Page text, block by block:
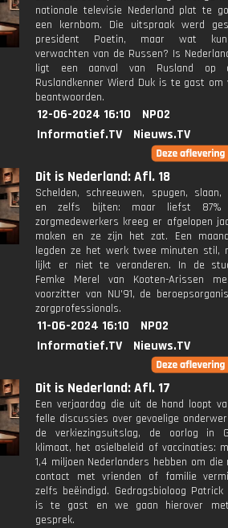
nationale televisie Nederland plat te
een kernbom. Die uitspraak werd
president Poetin, maar wat
verwachten van de Russen? Is
ligt een aanval van Rusland op
Ruslandkenner Wierd Duk is te gast om
beantwoorden.
12-06-2024 16:10
NPO2
Informatief.TV
Nieuws.TV
Dit is Nederland: Afl. 18
Schelden, schreeuwen, spugen, slaan,
en zelfs bijten: maar liefst
zorgmedewerkers kreeg er afgelopen
maken en ze zijn het zat. Een
legden ze het werk twee minuten stil,
lijkt er niet te veranderen. In de
Femke Merel van Kooten-Arissen
voorzitter van NU'91, de
zorgprofessionals.
11-06-2024 16:10
NPO2
Informatief.TV
Nieuws.TV
Dit is Nederland: Afl. 17
Een verjaardag die uit de hand loopt
felle discussies over gevoelige
de verkiezingsuitslag, de oorlog in
klimaat, het asielbeleid of vaccinaties:
1,4 miljoen Nederlanders hebben om
contact met vrienden of familie
zelfs beëindigd. Gedragsbioloog Patrick
is te gast en we gaan hierover
gesprek.